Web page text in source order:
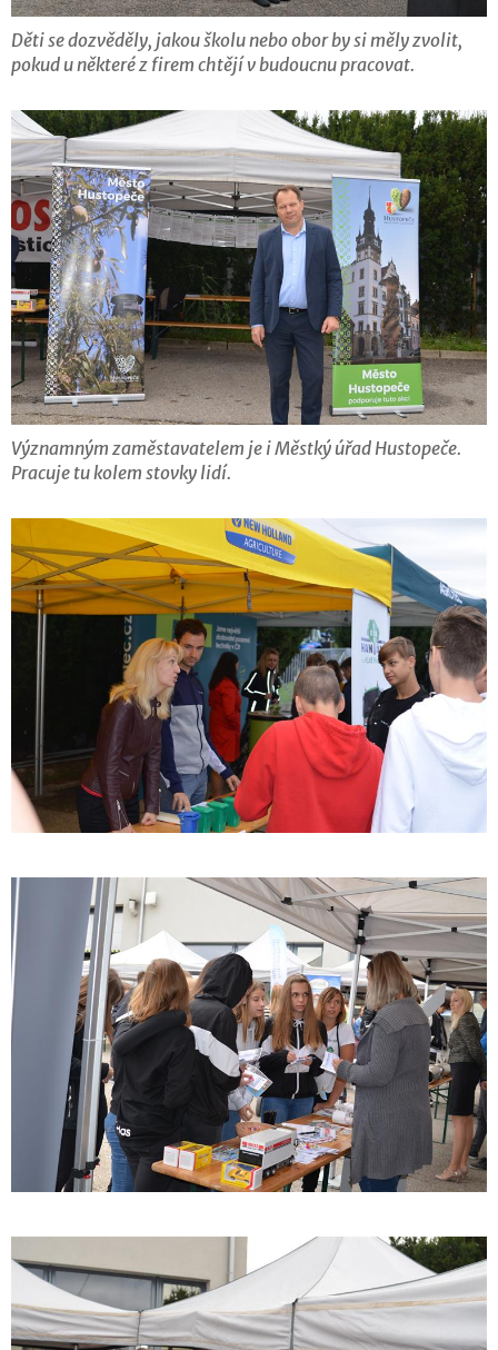
Děti se dozvěděly, jakou školu nebo obor by si měly zvolit,
pokud u některé z firem chtějí v budoucnu pracovat.
Významným zaměstavatelem je i Městký úřad Hustopeče.
Pracuje tu kolem stovky lidí.